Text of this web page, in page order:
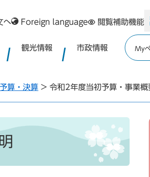
へ Foreign language 閲覧補助機能
観光情報 市政情報 My
予算・決算 > 令和2年度当初予算・事業概